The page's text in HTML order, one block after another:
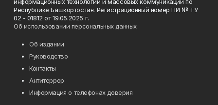
Республике Башкортостан. Регистрационный номер ПИ № ТУ
02 - 01812 от 19.05.2025 г.
Об использовании персональных данных
Об издании
Руководство
Контакты
Антитеррор
Информация о телефонах доверия